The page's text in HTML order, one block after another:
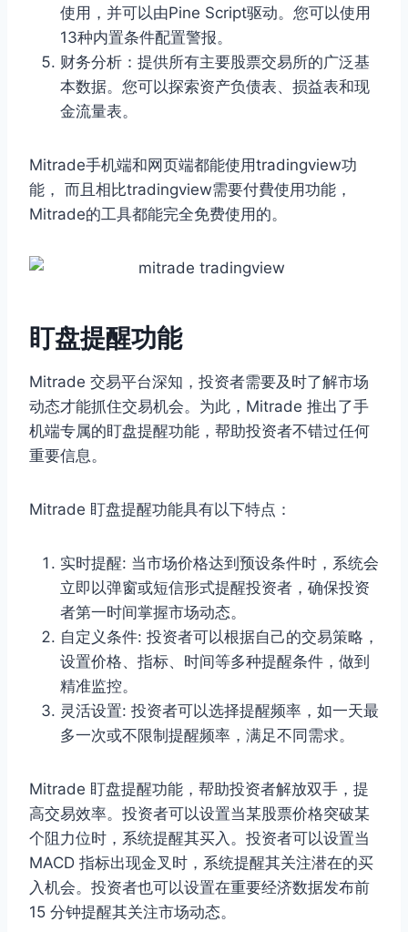
使用，并可以由Pine Script驱动。您可以使用
13种内置条件配置警报。
财务分析：提供所有主要股票交易所的广泛基
本数据。您可以探索资产负债表、损益表和现
金流量表。
Mitrade手机端和网页端都能使用tradingview功
能， 而且相比tradingview需要付費使用功能，
Mitrade的工具都能完全免费使用的。
盯盘提醒功能
Mitrade 交易平台深知，投资者需要及时了解市场
动态才能抓住交易机会。为此，Mitrade 推出了手
机端专属的盯盘提醒功能，帮助投资者不错过任何
重要信息。
Mitrade 盯盘提醒功能具有以下特点：
实时提醒: 当市场价格达到预设条件时，系统会
立即以弹窗或短信形式提醒投资者，确保投资
者第一时间掌握市场动态。
自定义条件: 投资者可以根据自己的交易策略，
设置价格、指标、时间等多种提醒条件，做到
精准监控。
灵活设置: 投资者可以选择提醒频率，如一天最
多一次或不限制提醒频率，满足不同需求。
Mitrade 盯盘提醒功能，帮助投资者解放双手，提
高交易效率。投资者可以设置当某股票价格突破某
个阻力位时，系统提醒其买入。投资者可以设置当
MACD 指标出现金叉时，系统提醒其关注潜在的买
入机会。投资者也可以设置在重要经济数据发布前
15 分钟提醒其关注市场动态。